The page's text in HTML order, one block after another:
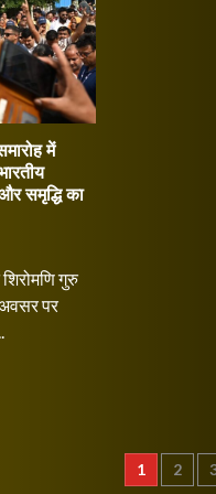
में
समृद्धि का
गुरु
पर
Posts
1 2